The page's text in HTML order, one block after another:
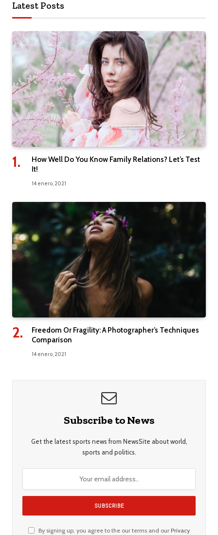
Latest Posts
How Well Do You Know Family Relations? Let’s Test
It!
14 enero, 2021
Freedom Or Fragility: A Photographer’s Techniques
Comparison
14 enero, 2021
Subscribe to News
Get the latest sports news from NewsSite about world,
sports and politics.
By signing up, you agree to the our terms and our Privacy